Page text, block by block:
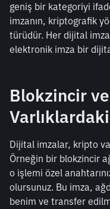
geniş bir kategoriyi
imzanın, kriptografik
türüdür. Her dijital
elektronik imza bir
Blokzincir
Dijital imzalar, kripto
Örneğin bir blokzincir
o işlemi özel
olursunuz. Bu imza,
benim ve transfer